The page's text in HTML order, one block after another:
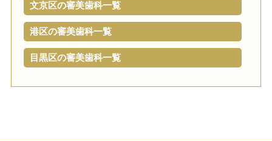
文京区の審美歯科一覧
港区の審美歯科一覧
目黒区の審美歯科一覧